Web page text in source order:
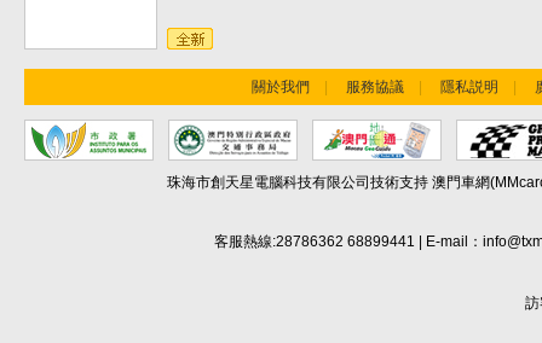
關於我們 | 服務協議 | 隱私説明 |
珠海市創天星電腦科技有限公司技術支持 澳門車網
客服熱線:28786362 68899441 | E-mail：